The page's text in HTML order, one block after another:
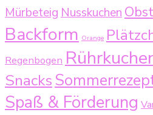
Mürbeteig Nusskuchen
Backform Orange
Regenbogen
Snacks
Spaß & Förderung